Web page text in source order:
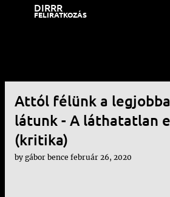
DIRRR
FELIRATKOZÁS
Attól félünk a
látunk - A láthatatlan
(kritika)
by gábor bence február 26, 2020